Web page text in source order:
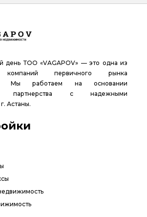
день ТОО «VAGAPOV» — это одна из
компаний первичного рынка
Мы работаем на основании
партнерства с надежными
Астаны.